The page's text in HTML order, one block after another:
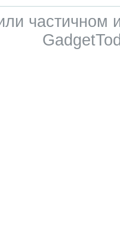
частичном